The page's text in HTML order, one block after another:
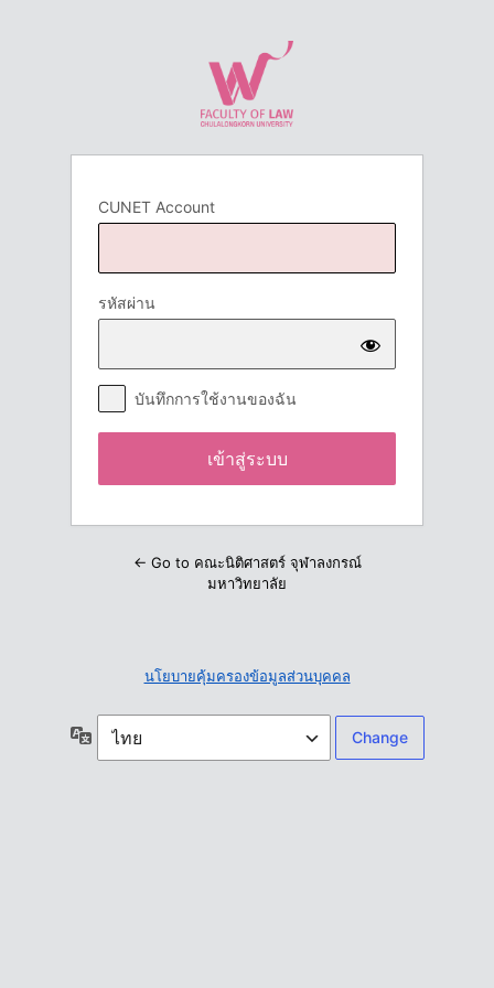
CUNET Account
รหัสผ่าน
บันทึกการใช้งานของฉัน
← Go to คณะนิติศาสตร์ จุฬาลงกรณ์
มหาวิทยาลัย
นโยบายคุ้มครองข้อมูลส่วนบุคคล
ภาษา